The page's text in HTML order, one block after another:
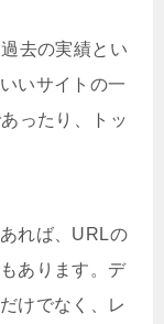
去の実績とい
いサイトの一
ったり、トッ
れば、URLの
あります。デ
けでなく、レ